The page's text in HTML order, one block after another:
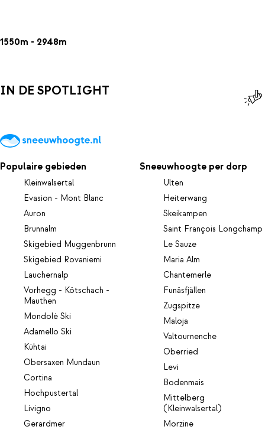
1550m - 2948m
IN DE SPOTLIGHT
Populaire gebieden
Kleinwalsertal
Evasion - Mont Blanc
Auron
Brunnalm
Skigebied Muggenbrunn
Skigebied Rovaniemi
Lauchernalp
Vorhegg - Kötschach -
Mauthen
Mondolè Ski
Adamello Ski
Kühtai
Obersaxen Mundaun
Cortina
Hochpustertal
Livigno
Gerardmer
Sneeuwhoogte per dorp
Ulten
Heiterwang
Skeikampen
Saint François Longchamp
Le Sauze
Maria Alm
Chantemerle
Funäsfjällen
Zugspitze
Maloja
Valtournenche
Oberried
Levi
Bodenmais
Mittelberg
(Kleinwalsertal)
Morzine